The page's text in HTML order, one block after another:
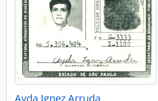
Ayda Ignez Arruda